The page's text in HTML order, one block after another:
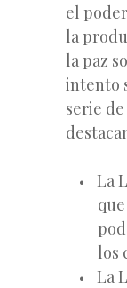
el
la
la paz
intento
serie
La
los
La